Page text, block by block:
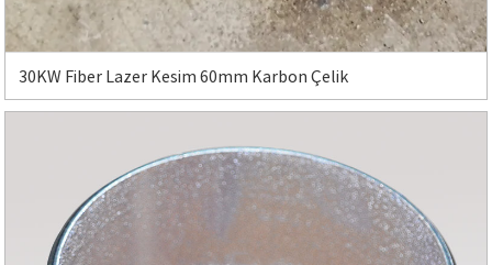
30KW Fiber Lazer Kesim 60mm Karbon Çelik